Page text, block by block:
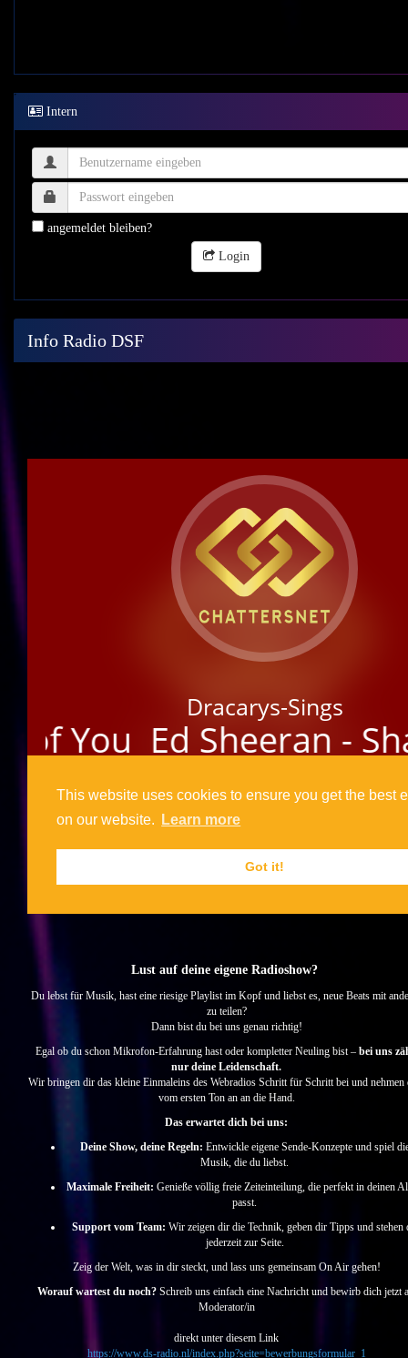
Intern
angemeldet bleiben?
Login
Info Radio DSF
Lust auf deine eigene Radioshow?
Du lebst für Musik, hast eine riesige Playlist im Kopf und liebst es, neue Beats mit
zu teilen?
Dann bist du bei uns genau richtig!
Egal ob du schon Mikrofon-Erfahrung hast oder kompletter Neuling bist – bei uns
nur deine Leidenschaft.
Wir bringen dir das kleine Einmaleins des Webradios Schritt für Schritt bei und nehmen
vom ersten Ton an an die Hand.
Das erwartet dich bei uns:
Deine Show, deine Regeln: Entwickle eigene Sende-Konzepte und spiel
Musik, die du liebst.
Maximale Freiheit: Genieße völlig freie Zeiteinteilung, die perfekt in deinen
passt.
Support vom Team: Wir zeigen dir die Technik, geben dir Tipps und stehen
jederzeit zur Seite.
Zeig der Welt, was in dir steckt, und lass uns gemeinsam On Air gehen!
Worauf wartest du noch?Schreib uns einfach eine Nachricht und bewirb dich jetzt
Moderator/in
direkt unter diesem Link
https://www.ds-radio.nl/index.php?seite=bewerbungsformular_1